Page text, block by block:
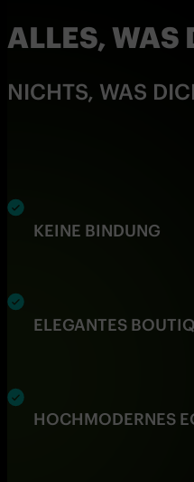
ALLES, WAS
NICHTS, WAS
KEINE BINDUNG
ELEGANTES
HOCHMODERNES